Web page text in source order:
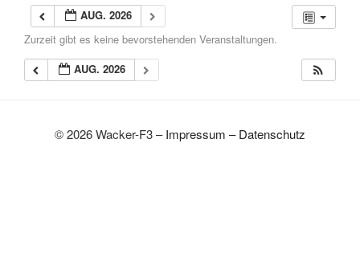
AUG. 2026
Zurzeit gibt es keine bevorstehenden Veranstaltungen.
AUG. 2026
© 2026 Wacker-F3 –Impressum –Datenschutz